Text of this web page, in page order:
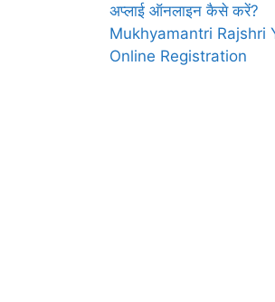
अप्लाई ऑनलाइन कैसे करें?
Mukhyamantri Rajshri
Online Registration